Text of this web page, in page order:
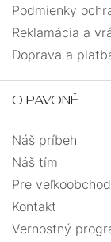
Podmienky
Reklamácia a
Doprava a
O PAVONĚ
Náš príbeh
Náš tím
Pre
Kontakt
Vernostný